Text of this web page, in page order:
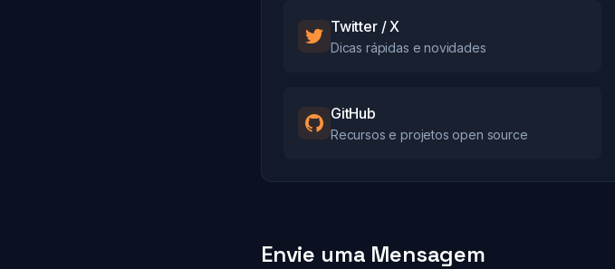
Twitter / X
Dicas rápidas e novidades
GitHub
Recursos e projetos open source
Envie uma Mensagem